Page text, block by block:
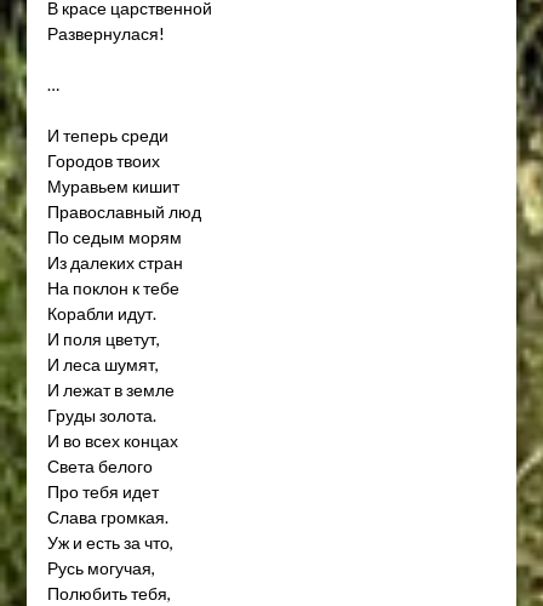
В красе царственной
Развернулася!
…
И теперь среди
Городов твоих
Муравьем кишит
Православный люд
По седым морям
Из далеких стран
На поклон к тебе
Корабли идут.
И поля цветут,
И леса шумят,
И лежат в земле
Груды золота.
И во всех концах
Света белого
Про тебя идет
Слава громкая.
Уж и есть за что,
Русь могучая,
Полюбить тебя,